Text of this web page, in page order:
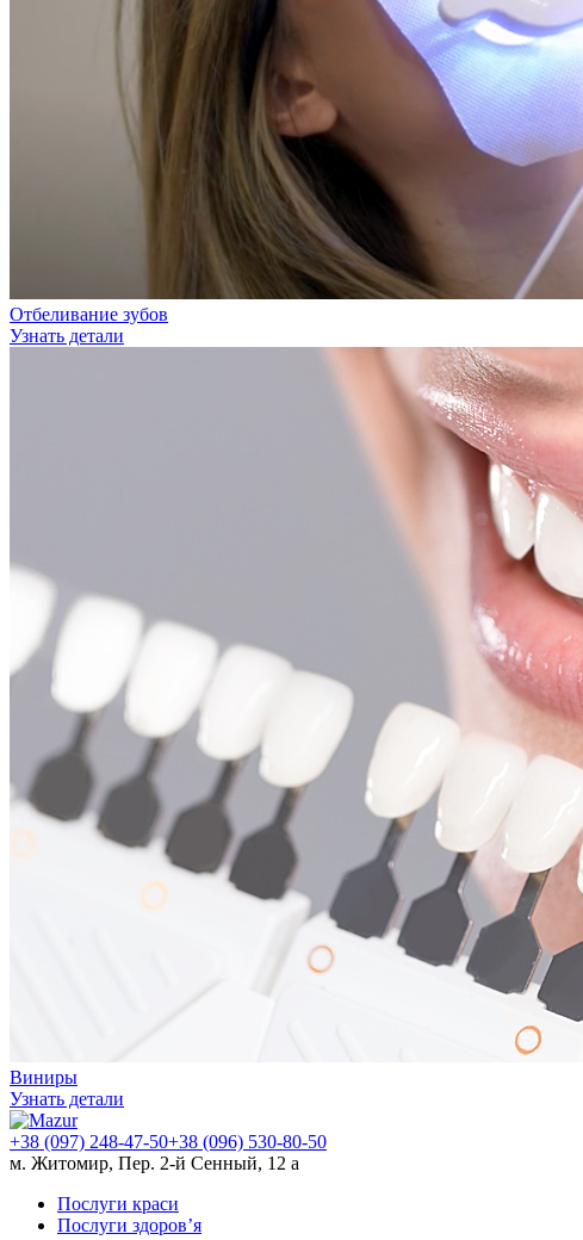
Отбеливание зубов
Узнать детали
Виниры
Узнать детали
+38 (097) 248-47-50+38 (096) 530-80-50
м. Житомир, Пер. 2-й Сенный, 12 а
Послуги краси
Послуги здоров’я